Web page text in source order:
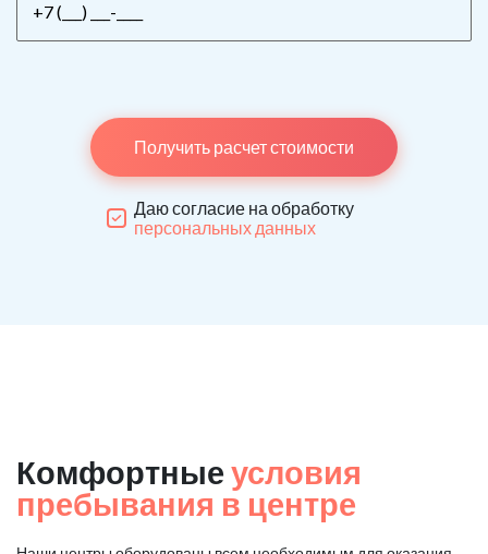
Получить расчет стоимости
Даю согласие на обработку
персональных данных
Комфортные условия
пребывания в центре